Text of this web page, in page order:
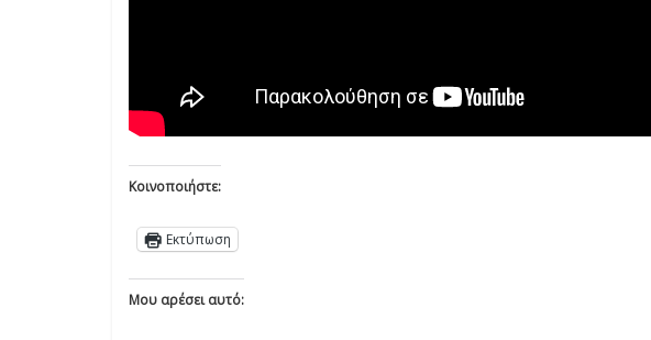
Κοινοποιήστε:
Εκτύπωση
Μου αρέσει αυτό: